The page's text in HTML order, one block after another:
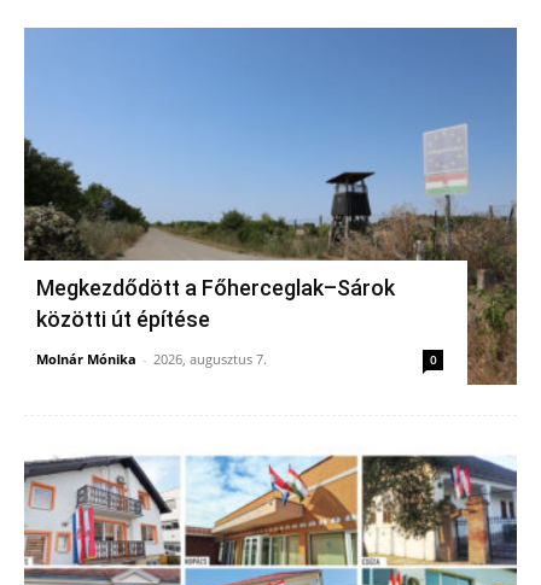
Megkezdődött a Főherceglak–Sárok
közötti út építése
Molnár Mónika - 2026, augusztus 7. 0